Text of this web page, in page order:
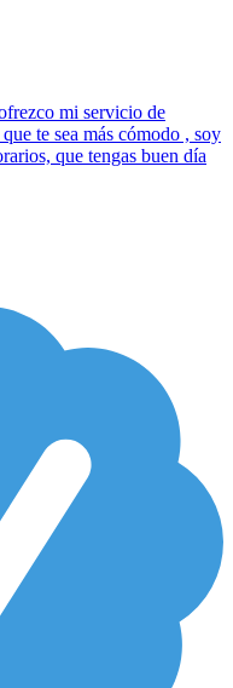
mi servicio de
te sea más cómodo , soy
que tengas buen día